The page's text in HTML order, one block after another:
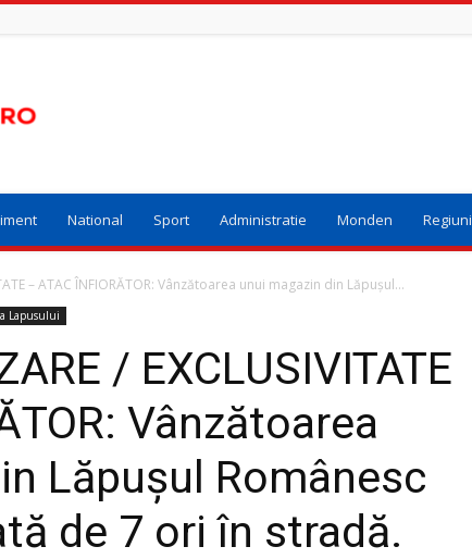
National Sport Administratie Monden Regiuni
– ATAC ÎNFIORĂTOR: Vânzătoarea unui magazin din Lăpușul...
Lapusului
/ EXCLUSIVITATE
Vânzătoarea
Lăpușul Românesc
de 7 ori în stradă.